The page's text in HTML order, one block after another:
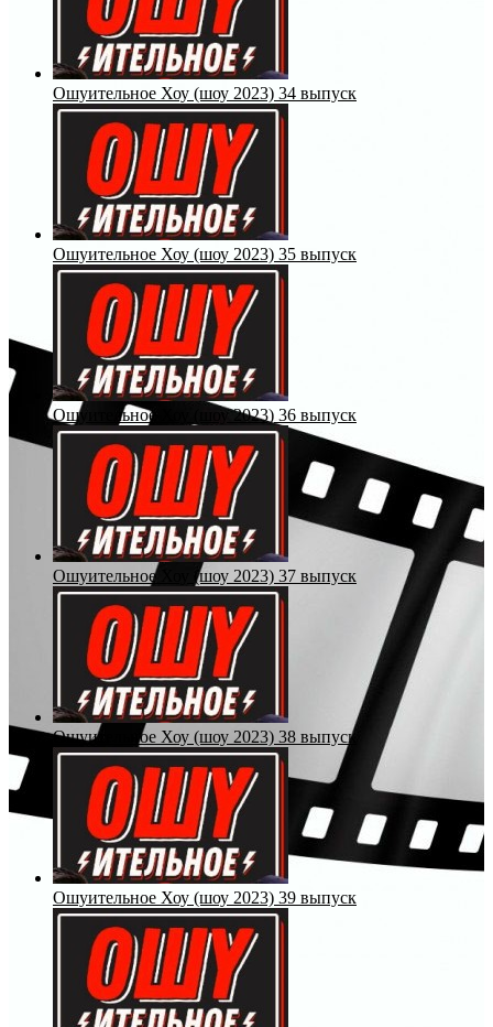
Ошуительное Хоу (шоу 2023) 34 выпуск
Ошуительное Хоу (шоу 2023) 35 выпуск
Ошуительное Хоу (шоу 2023) 36 выпуск
Ошуительное Хоу (шоу 2023) 37 выпуск
Ошуительное Хоу (шоу 2023) 38 выпуск
Ошуительное Хоу (шоу 2023) 39 выпуск